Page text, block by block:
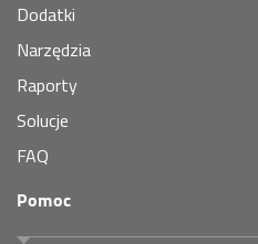
Dodatki
Narzędzia
Raporty
Solucje
FAQ
Pomoc